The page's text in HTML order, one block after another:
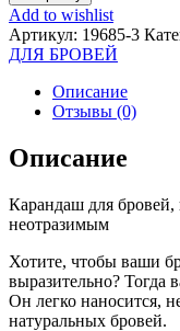
WOW
КАРАНДАШ
МЕХАНИЧЕСКИЙ
ДЛЯ
БРОВЕЙ
BROWN
Add to wishlist
Артикул: 19685-3
ДЛЯ БРОВЕЙ
Описание
Отзывы (0)
Описание
Карандаш для бровей,
неотразимым
Хотите, чтобы ваши
выразительно? Тогда
Он легко наносится,
натуральных бровей.